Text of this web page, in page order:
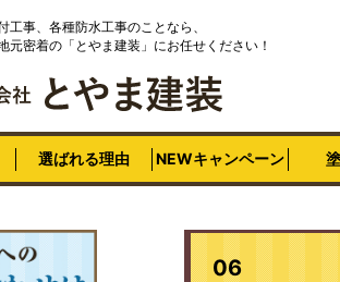
工事、各種防水工事のことなら、
元密着の「とやま建装」にお任せください！
選ばれる理由 NEWキャンペーン
06